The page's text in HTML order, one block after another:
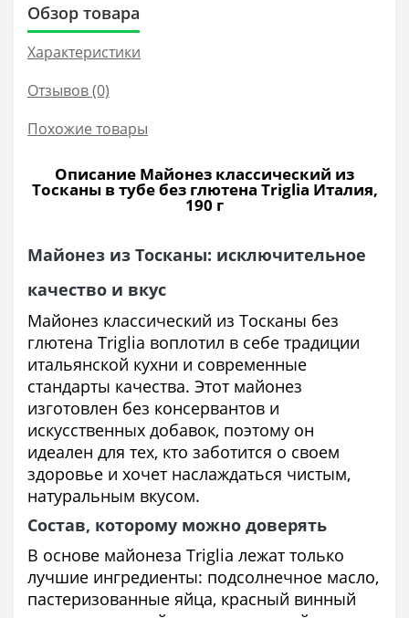
Обзор товара
Характеристики
Отзывов (0)
Похожие товары
Описание Майонез классический из
Тосканы в тубе без глютена Triglia Италия,
190 г
Майонез из Тосканы: исключительное
качество и вкус
Майонез классический из Тосканы без
глютена Triglia воплотил в себе традиции
итальянской кухни и современные
стандарты качества. Этот майонез
изготовлен без консервантов и
искусственных добавок, поэтому он
идеален для тех, кто заботится о своем
здоровье и хочет наслаждаться чистым,
натуральным вкусом.
Состав, которому можно доверять
В основе майонеза Triglia лежат только
лучшие ингредиенты: подсолнечное масло,
пастеризованные яйца, красный винный